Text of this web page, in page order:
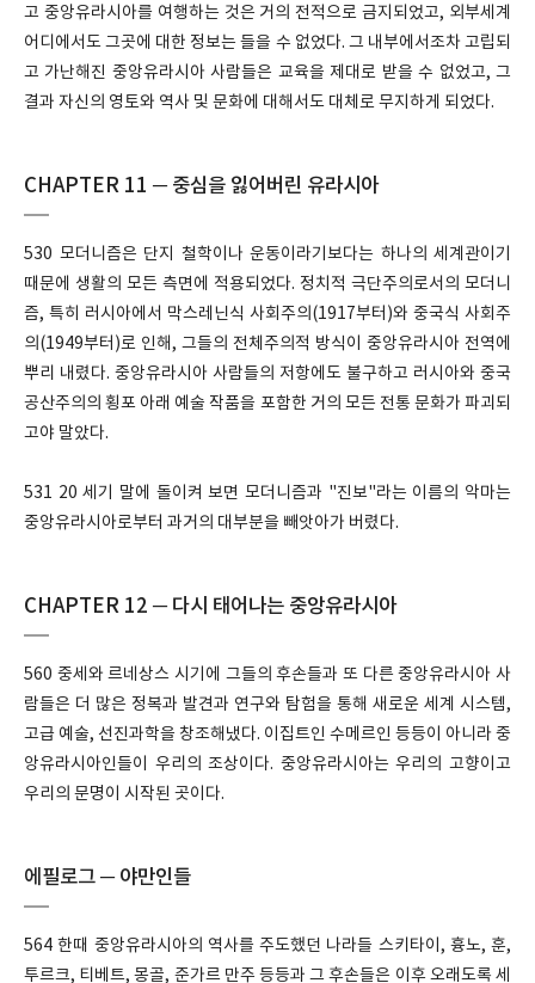
고 중앙유라시아를 여행하는 것은 거의 전적으로 금지되었고, 외부세계
어디에서도 그곳에 대한 정보는 들을 수 없었다. 그 내부에서조차 고립되
고 가난해진 중앙유라시아 사람들은 교육을 제대로 받을 수 없었고, 그
결과 자신의 영토와 역사 및 문화에 대해서도 대체로 무지하게 되었다.
CHAPTER 11 ─ 중심을 잃어버린 유라시아
530 모더니즘은 단지 철학이나 운동이라기보다는 하나의 세계관이기
때문에 생활의 모든 측면에 적용되었다. 정치적 극단주의로서의 모더니
즘, 특히 러시아에서 막스레닌식 사회주의(1917부터)와 중국식 사회주
의(1949부터)로 인해, 그들의 전체주의적 방식이 중앙유라시아 전역에
뿌리 내렸다. 중앙유라시아 사람들의 저항에도 불구하고 러시아와 중국
공산주의의 횡포 아래 예술 작품을 포함한 거의 모든 전통 문화가 파괴되
고야 말았다.
531 20 세기 말에 돌이켜 보면 모더니즘과 "진보"라는 이름의 악마는
중앙유라시아로부터 과거의 대부분을 빼앗아가 버렸다.
CHAPTER 12 ─ 다시 태어나는 중앙유라시아
560 중세와 르네상스 시기에 그들의 후손들과 또 다른 중앙유라시아 사
람들은 더 많은 정복과 발견과 연구와 탐험을 통해 새로운 세계 시스템,
고급 예술, 선진과학을 창조해냈다. 이집트인 수메르인 등등이 아니라 중
앙유라시아인들이 우리의 조상이다. 중앙유라시아는 우리의 고향이고
우리의 문명이 시작된 곳이다.
에필로그 ─ 야만인들
564 한때 중앙유라시아의 역사를 주도했던 나라들 스키타이, 흉노, 훈,
투르크, 티베트, 몽골, 준가르 만주 등등과 그 후손들은 이후 오래도록 세